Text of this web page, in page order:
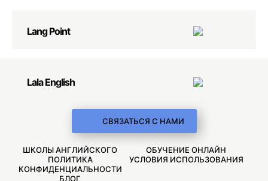
Lang Point
Lala English
СВЯЗАТЬСЯ С НАМИ
ШКОЛЫ АНГЛИЙСКОГО
ОБУЧЕНИЕ ОНЛАЙН
ПОЛИТИКА
КОНФИДЕНЦИАЛЬНОСТИ
УСЛОВИЯ ИСПОЛЬЗОВАНИЯ
БЛОГ